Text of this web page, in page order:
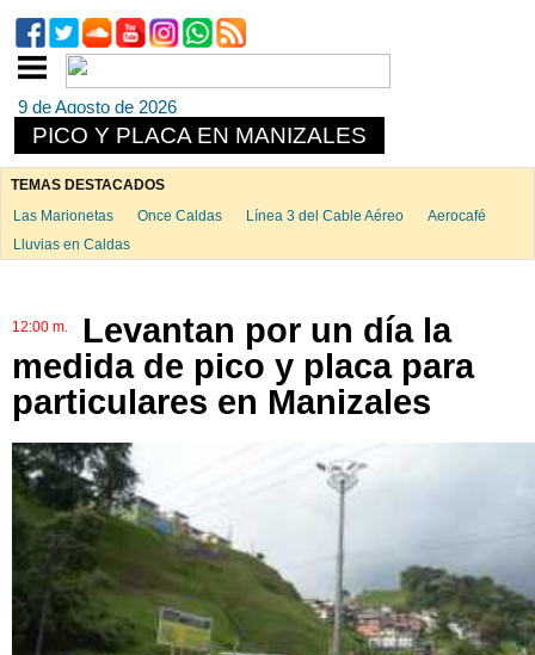
9 de Agosto de 2026
PICO Y PLACA EN MANIZALES
TEMAS DESTACADOS
Las Marionetas
Once Caldas Línea 3 del Cable Aéreo
Aerocafé
Lluvias en Caldas
12:00 m.
Levantan por un día la
medida de pico y placa para
particulares en Manizales